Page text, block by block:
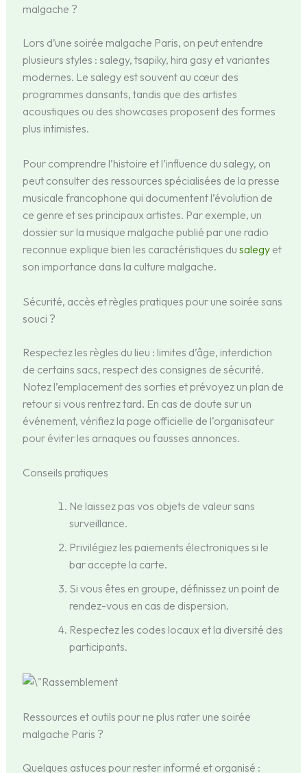
malgache ?
Lors d’une soirée malgache Paris, on peut entendre
plusieurs styles : salegy, tsapiky, hira gasy et variantes
modernes. Le salegy est souvent au cœur des
programmes dansants, tandis que des artistes
acoustiques ou des showcases proposent des formes
plus intimistes.
Pour comprendre l’histoire et l’influence du salegy, on
peut consulter des ressources spécialisées de la presse
musicale francophone qui documentent l’évolution de
ce genre et ses principaux artistes. Par exemple, un
dossier sur la musique malgache publié par une radio
reconnue explique bien les caractéristiques du salegyet
son importance dans la culture malgache.
Sécurité, accès et règles pratiques pour une soirée sans
souci ?
Respectez les règles du lieu : limites d’âge, interdiction
de certains sacs, respect des consignes de sécurité.
Notez l’emplacement des sorties et prévoyez un plan de
retour si vous rentrez tard. En cas de doute sur un
événement, vérifiez la page officielle de l’organisateur
pour éviter les arnaques ou fausses annonces.
Conseils pratiques
Ne laissez pas vos objets de valeur sans
surveillance.
Privilégiez les paiements électroniques si le
bar accepte la carte.
Si vous êtes en groupe, définissez un point de
rendez-vous en cas de dispersion.
Respectez les codes locaux et la diversité des
participants.
Ressources et outils pour ne plus rater une soirée
malgache Paris ?
Quelques astuces pour rester informé et organisé :